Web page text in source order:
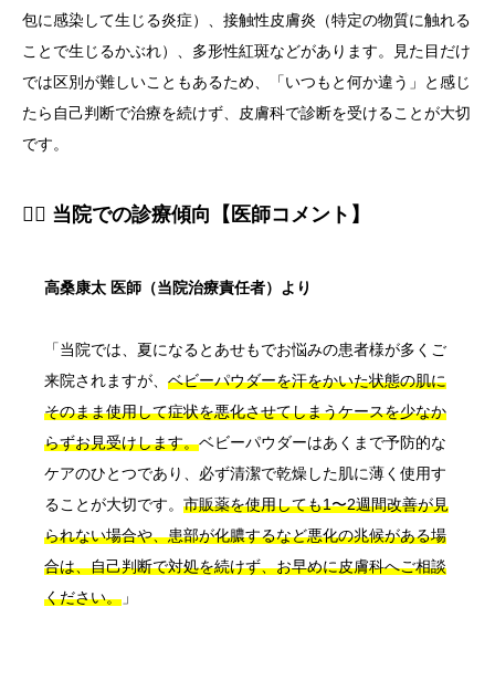
包に感染して生じる炎症）、接触性皮膚炎（特定の物質に触れる
ことで生じるかぶれ）、多形性紅斑などがあります。見た目だけ
では区別が難しいこともあるため、「いつもと何か違う」と感じ
たら自己判断で治療を続けず、皮膚科で診断を受けることが大切
です。
👨‍⚕️ 当院での診療傾向【医師コメント】
高桑康太 医師（当院治療責任者）より
「当院では、夏になるとあせもでお悩みの患者様が多くご
来院されますが、 ベビーパウダーを汗をかいた状態の肌に
そのまま使用して症状を悪化させてしまうケースを少なか
らずお見受けします。ベビーパウダーはあくまで予防的な
ケアのひとつであり、必ず清潔で乾燥した肌に薄く使用す
ることが大切です。 市販薬を使用しても1〜2週間改善が見
られない場合や、患部が化膿するなど悪化の兆候がある場
合は、自己判断で対処を続けず、お早めに皮膚科へご相談
ください。 」